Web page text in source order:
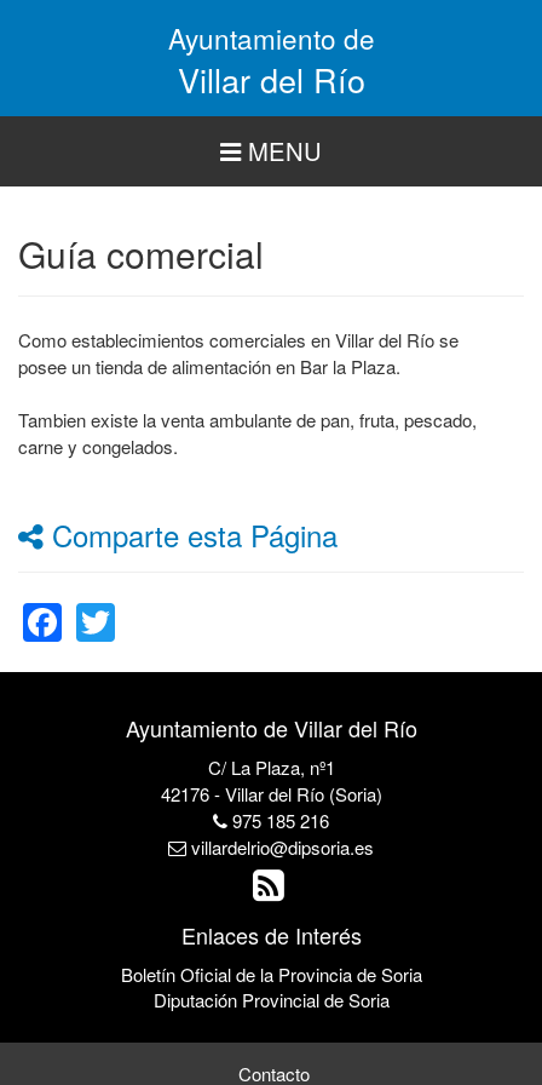
Ayuntamiento de
Villar del Río
MENU
Guía comercial
Como establecimientos comerciales en Villar del Río se
posee un tienda de alimentación en Bar la Plaza.
Tambien existe la venta ambulante de pan, fruta, pescado,
carne y congelados.
Comparte esta Página
Facebook
Ayuntamiento de Villar del Río
C/ La Plaza, nº1
42176 - Villar del Río (Soria)
975 185 216
villardelrio@dipsoria.es
Enlaces de Interés
Boletín Oficial de la Provincia de Soria
Diputación Provincial de Soria
Contacto